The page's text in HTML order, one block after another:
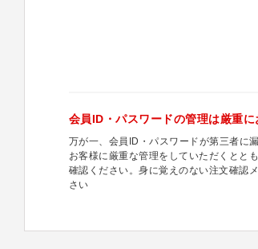
会員ID・パスワードの管理は厳重
万が一、会員ID・パスワードが第三者に
お客様に厳重な管理をしていただくとと
確認ください。身に覚えのない注文確認
さい